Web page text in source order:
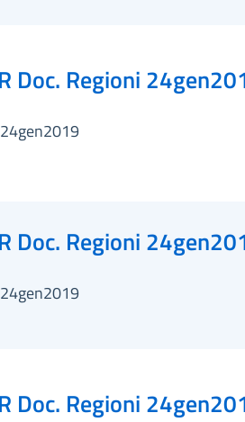
Doc. Regioni
Doc. Regioni
Doc. Regioni